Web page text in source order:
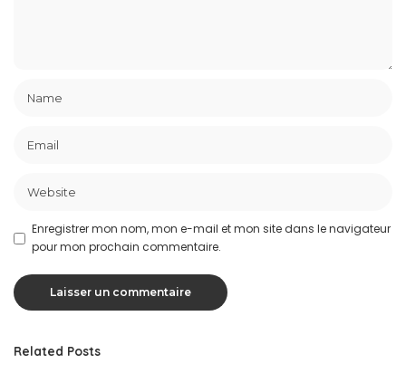
Enregistrer mon nom, mon e-mail et mon site dans le navigateur
pour mon prochain commentaire.
Related Posts